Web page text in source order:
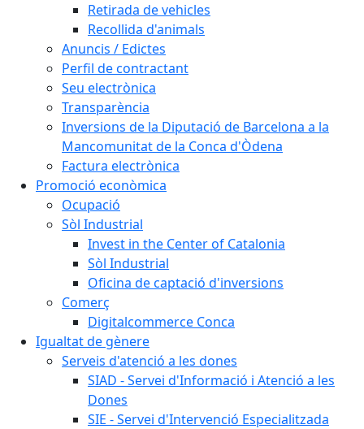
Retirada de vehicles
Recollida d'animals
Anuncis / Edictes
Perfil de contractant
Seu electrònica
Transparència
Inversions de la Diputació de Barcelona a la
Mancomunitat de la Conca d'Òdena
Factura electrònica
Promoció econòmica
Ocupació
Sòl Industrial
Invest in the Center of Catalonia
Sòl Industrial
Oficina de captació d'inversions
Comerç
Digitalcommerce Conca
Igualtat de gènere
Serveis d'atenció a les dones
SIAD - Servei d'Informació i Atenció a les
Dones
SIE - Servei d'Intervenció Especialitzada